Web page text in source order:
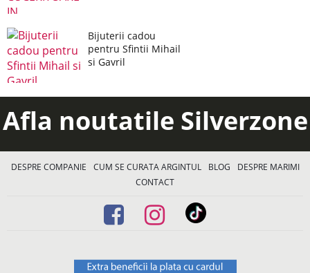
Bijuterii cadou
pentru Sfintii Mihail
si Gavril
Afla noutatile Silverzone
DESPRE COMPANIE CUM SE CURATA ARGINTUL BLOG
DESPRE MARIMI
CONTACT